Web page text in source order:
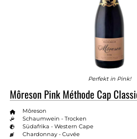
Perfekt in Pink!
Môreson Pink Méthode Cap
Môreson
Schaumwein - Trocken
Südafrika - Western Cape
Chardonnay - Cuvée